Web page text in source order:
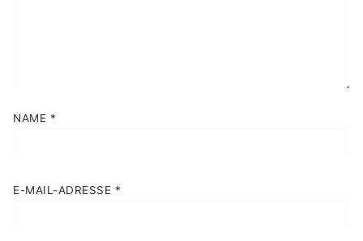
NAME *
E-MAIL-ADRESSE *